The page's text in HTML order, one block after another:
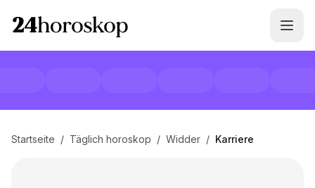
Startseite / Täglich horoskop / Widder / Karriere